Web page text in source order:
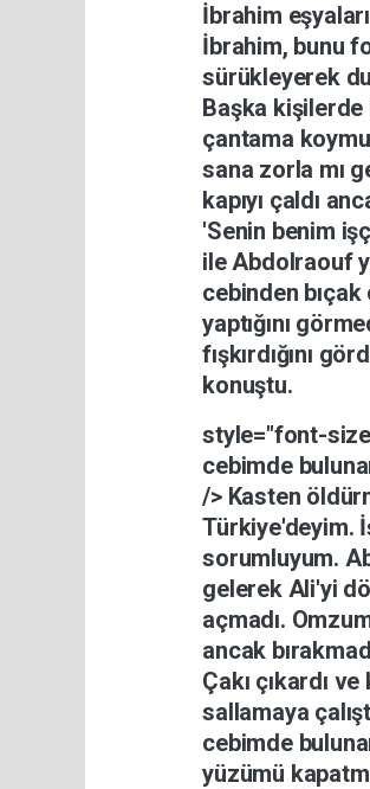
İbrahim eşyaları
İbrahim, bunu
sürükleyerek
Başka kişilerde
çantama
sana zorla mı
kapıyı çaldı
'Senin benim
ileAbdolraouf
cebinden bıçak
yaptığını
fışkırdığını
konuştu.
style="font-
cebimde
/> Kasten
Türkiye'deyim.
sorumluyum.
gelerek Ali'yi
açmadı.
ancak
Çakı çıkardı ve
sallamaya
cebimde
yüzümü